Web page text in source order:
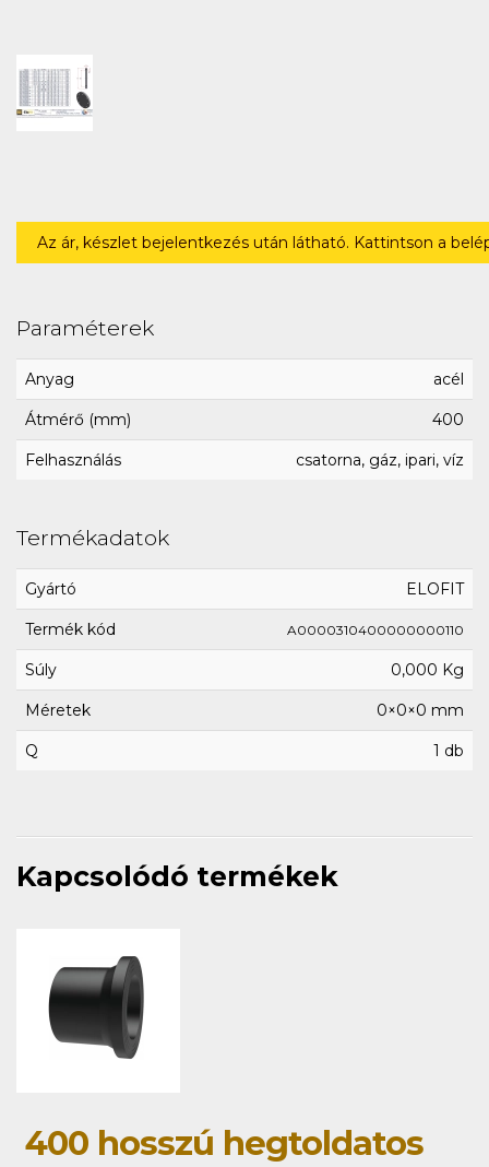
Az ár, készlet bejelentkezés után látható. Kattintson a
Paraméterek
Anyag acél
Átmérő (mm) 400
Felhasználás csatorna, gáz, ipari, víz
Termékadatok
Gyártó ELOFIT
Termék kód A0000310400000000110
Súly 0,000 Kg
Méretek 0×0×0 mm
Q 1 db
Kapcsolódó termékek
400 hosszú hegtoldatos